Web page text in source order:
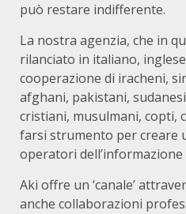
può restare indifferente.
La nostra agenzia, che in
rilanciato in italiano,
cooperazione di iracheni,
afghani, pakistani,
cristiani, musulmani, copti,
farsi strumento per creare
operatori dell’informazione
Aki offre un ‘canale’
anche collaborazioni